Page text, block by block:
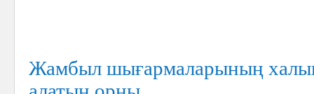
Жамбыл шығармаларының